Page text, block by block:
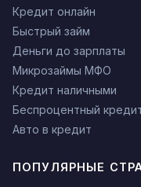
Кредит онлайн
Быстрый займ
Деньги до зарплаты
Микрозаймы МФО
Кредит наличными
Беспроцентный
Авто в кредит
ПОПУЛЯРНЫЕ